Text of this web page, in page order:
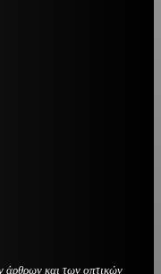
άρθρων και των οπτικών